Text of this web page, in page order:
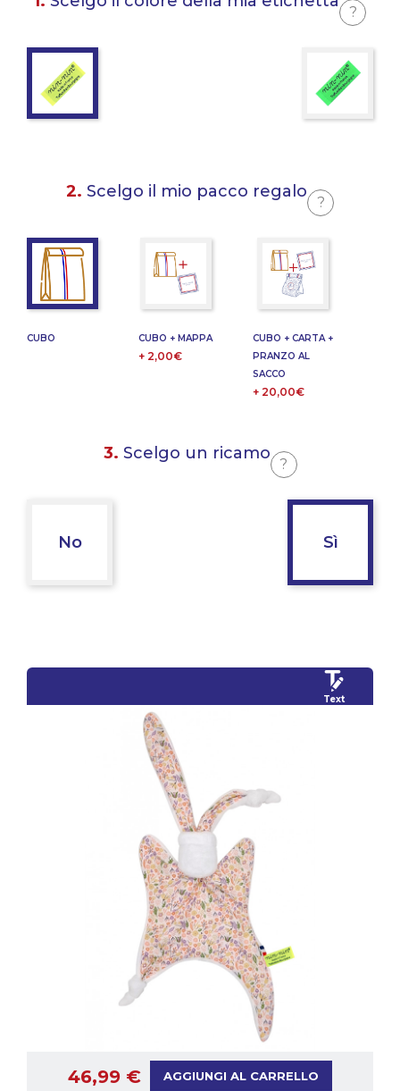
?
2. Scelgo il mio pacco regalo
?
CUBO CUBO + MAPPA
+ 2,00€
CUBO + CARTA +
PRANZO AL
SACCO
+ 20,00€
3. Scelgo un ricamo
?
No Sì
Text
46,99 € AGGIUNGI AL CARRELLO